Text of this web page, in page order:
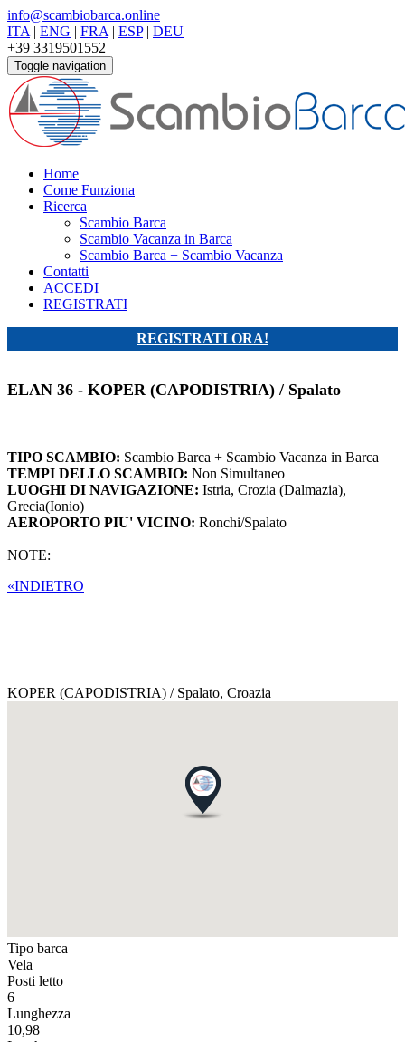
info@scambiobarca.online
ITA | ENG | FRA | ESP| DEU
+39 3319501552
Toggle navigation
Home
Come Funziona
Ricerca
Scambio Barca
Scambio Vacanza in Barca
Scambio Barca + Scambio Vacanza
Contatti
ACCEDI
REGISTRATI
REGISTRATI ORA!
ELAN 36 - KOPER (CAPODISTRIA) / Spalato
TIPO SCAMBIO: Scambio Barca + Scambio Vacanza in Barca
TEMPI DELLO SCAMBIO: Non Simultaneo
LUOGHI DI NAVIGAZIONE: Istria, Crozia (Dalmazia),
Grecia(Ionio)
AEROPORTO PIU' VICINO: Ronchi/Spalato
NOTE:
«INDIETRO
KOPER (CAPODISTRIA) / Spalato, Croazia
Tipo barca
Vela
Posti letto
6
Lunghezza
10,98